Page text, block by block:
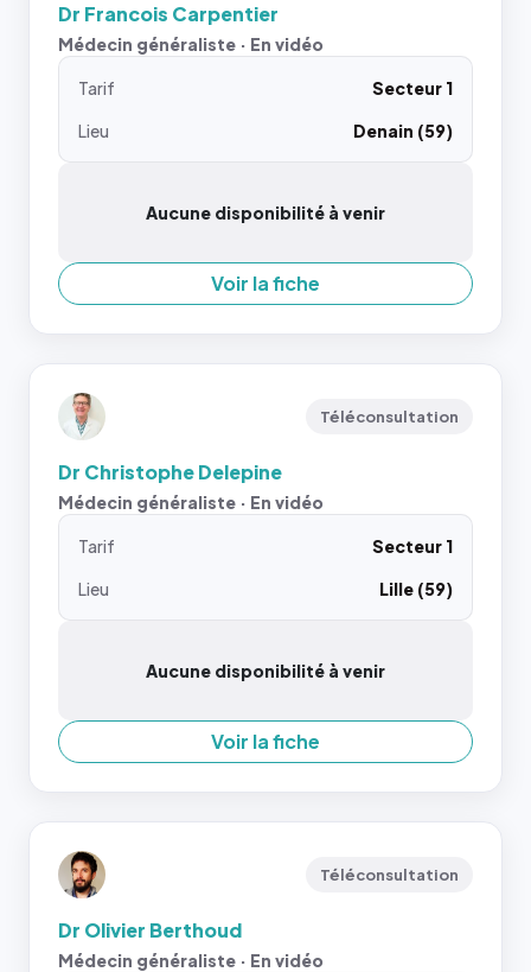
Dr Francois Carpentier
Médecin généraliste · En vidéo
Tarif
Secteur 1
Lieu
Denain (59)
Aucune disponibilité à venir
Voir la fiche
Téléconsultation
Dr Christophe Delepine
Médecin généraliste · En vidéo
Tarif
Secteur 1
Lieu
Lille (59)
Aucune disponibilité à venir
Voir la fiche
Téléconsultation
Dr Olivier Berthoud
Médecin généraliste · En vidéo